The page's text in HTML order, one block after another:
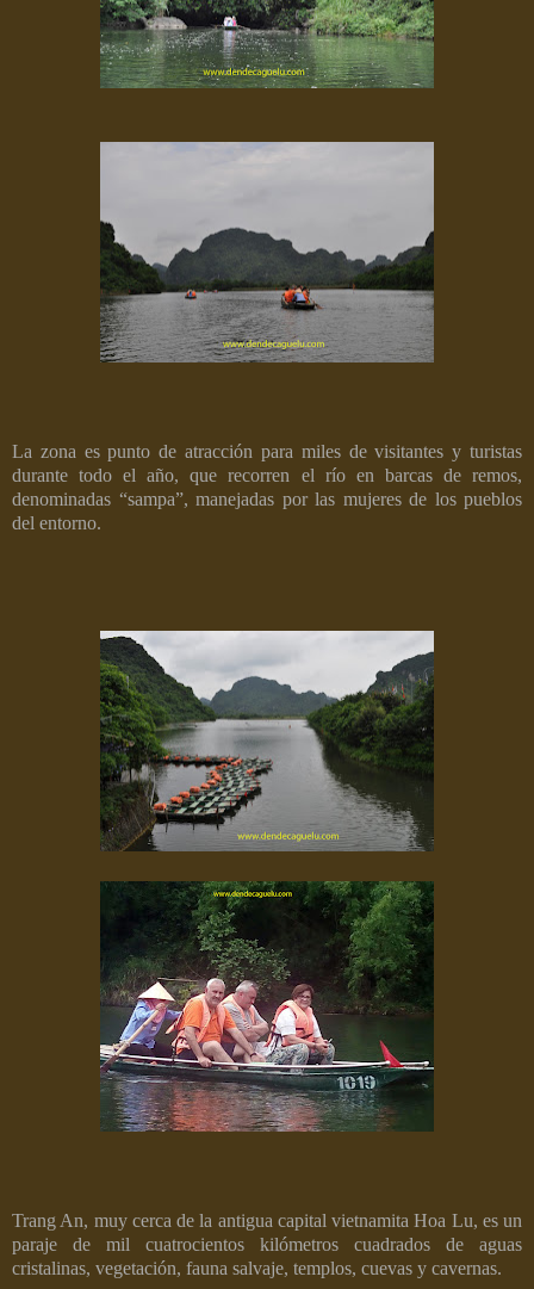
La zona es punto de atracción para miles de visitantes y turistas
durante todo el año, que recorren el río en barcas de remos,
denominadas “sampa”, manejadas por las mujeres de los pueblos
del entorno.
Trang An, muy cerca de la antigua capital vietnamita Hoa Lu, es un
paraje de mil cuatrocientos kilómetros cuadrados de aguas
cristalinas, vegetación, fauna salvaje, templos, cuevas y cavernas.